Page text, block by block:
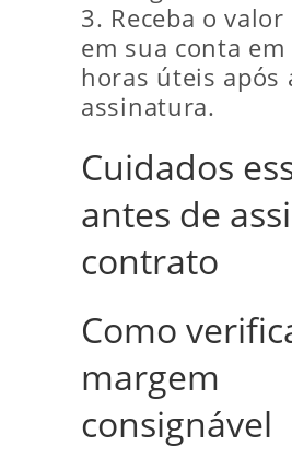
3. Receba o
em sua conta
horas úteis após
assinatura.
Cuidados
antes de
contrato
Como
margem
consignável